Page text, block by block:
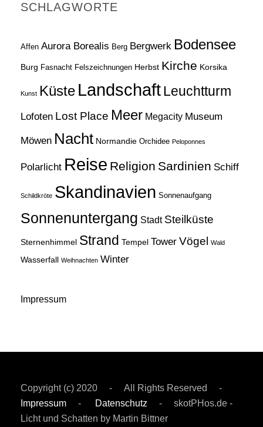
SCHLAGWORTE
Affen Aurora Borealis Berg Bergwerk Bodensee
Burg Fasnacht Felszeichnungen Herbst Kirche Korsika
Kunst Küste LandschaftLeuchtturm
Lofoten Lost Place Meer Megacity Museum
Möwen Nacht Normandie Orchidee Peloponnes
Polarlicht Reise Religion Sardinien Schiff
Schildkröte Skandinavien Sonnenaufgang
Sonnenuntergang Stadt Steilküste
Sternenhimmel Strand Tempel Tower Vögel Wald
Wasserfall Weihnachten Winter
Impressum
Copyright (c) 2020 - All Rights Reserved -
Impressum - Datenschutz - skotPHos.de -
Licht und Schatten by Martin Bittner